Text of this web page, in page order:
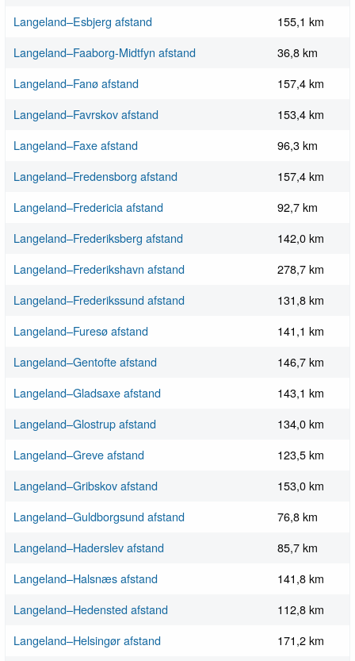
Langeland–Esbjerg afstand
155,1 km
Langeland–Faaborg-Midtfyn afstand
36,8 km
Langeland–Fanø afstand
157,4 km
Langeland–Favrskov afstand
153,4 km
Langeland–Faxe afstand
96,3 km
Langeland–Fredensborg afstand
157,4 km
Langeland–Fredericia afstand
92,7 km
Langeland–Frederiksberg afstand
142,0 km
Langeland–Frederikshavn afstand
278,7 km
Langeland–Frederikssund afstand
131,8 km
Langeland–Furesø afstand
141,1 km
Langeland–Gentofte afstand
146,7 km
Langeland–Gladsaxe afstand
143,1 km
Langeland–Glostrup afstand
134,0 km
Langeland–Greve afstand
123,5 km
Langeland–Gribskov afstand
153,0 km
Langeland–Guldborgsund afstand
76,8 km
Langeland–Haderslev afstand
85,7 km
Langeland–Halsnæs afstand
141,8 km
Langeland–Hedensted afstand
112,8 km
Langeland–Helsingør afstand
171,2 km